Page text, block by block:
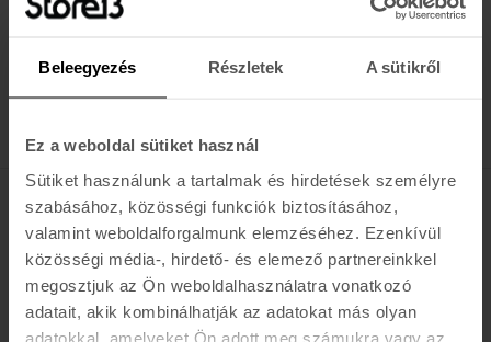
Beleegyezés Részletek A sütikről
Ez a weboldal sütiket használ
Sütiket használunk a tartalmak és hirdetések személyre
szabásához, közösségi funkciók biztosításához,
valamint weboldalforgalmunk elemzéséhez. Ezenkívül
közösségi média-, hirdető- és elemező partnereinkkel
megosztjuk az Ön weboldalhasználatra vonatkozó
adatait, akik kombinálhatják az adatokat más olyan
adatokkal, amelyeket Ön adott meg számukra vagy az
K A R O L I N A 17 / B
Hétfő - Péntek: 11:00 - 19:00
Szombat: 10:00 - 19:00
Vasárnap: ZÁRVA
K I R Á L Y 52 (ÚJ)